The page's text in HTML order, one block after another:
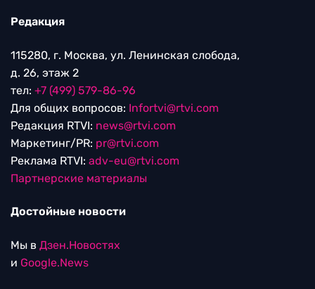
Редакция
115280, г. Москва, ул. Ленинская слобода,
д. 26, этаж 2
тел: +7 (499) 579-86-96
Для общих вопросов: Infortvi@rtvi.com
Редакция RTVI: news@rtvi.com
Маркетинг/PR: pr@rtvi.com
Реклама RTVI: adv-eu@rtvi.com
Партнерские материалы
Достойные новости
Мы в Дзен.Новостях
и Google.News